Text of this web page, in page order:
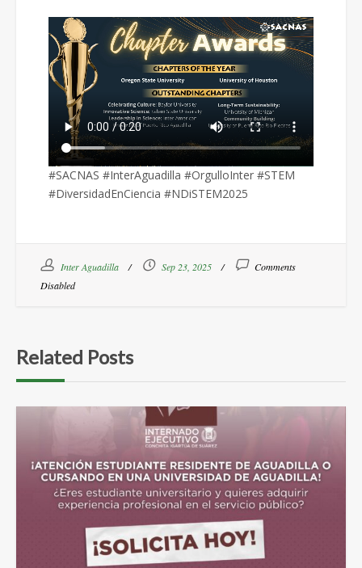
#SACNAS #InterAguadilla #OrgulloInter #STEM
#DiversidadEnCiencia #NDiSTEM2025
Inter Aguadilla Sep 23, 2025
Comments
Disabled
Related Posts